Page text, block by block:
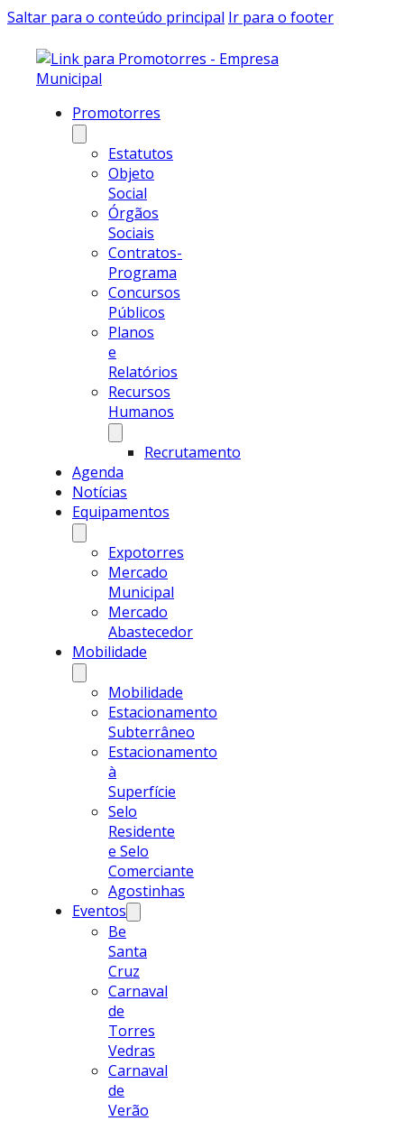
Saltar para o conteúdo principal Ir para o footer
Promotorres
Estatutos
Objeto
Social
Órgãos
Sociais
Contratos-
Programa
Concursos
Públicos
Planos
e
Relatórios
Recursos
Humanos
Recrutamento
Agenda
Notícias
Equipamentos
Expotorres
Mercado
Municipal
Mercado
Abastecedor
Mobilidade
Mobilidade
Estacionamento
Subterrâneo
Estacionamento
à
Superfície
Selo
Residente
e Selo
Comerciante
Agostinhas
Eventos
Be
Santa
Cruz
Carnaval
de
Torres
Vedras
Carnaval
de
Verão